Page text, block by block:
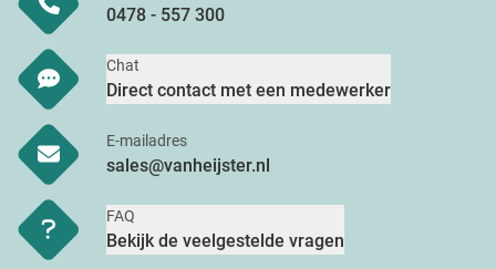
0478 - 557 300
Chat
Direct contact met een medewerker
E-mailadres
sales@vanheijster.nl
FAQ
Bekijk de veelgestelde vragen